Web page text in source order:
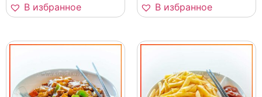
В избранное В избранное